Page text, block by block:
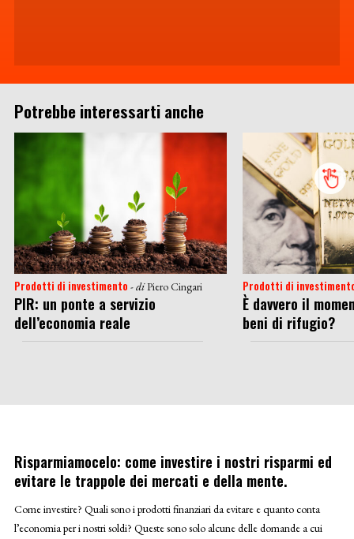
Potrebbe interessarti anche
Prodotti di investimento - diPiero Cingari
PIR: un ponte a servizio
dell’economia reale
Prodotti di
È davvero il
beni di rifugio?
Risparmiamocelo: come investire i nostri risparmi ed
evitare le trappole dei mercati e della mente.
Come investire? Quali sono i prodotti finanziari da evitare e quanto conta
l’economia per i nostri soldi? Queste sono solo alcune delle domande a cui